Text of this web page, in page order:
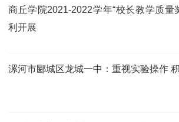
商丘学院2021-2022学年“校长教学质量
利开展
漯河市郾城区龙城一中：重视实验操作